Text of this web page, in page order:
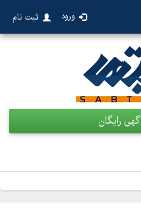
ورود ثبت نام
رایگان